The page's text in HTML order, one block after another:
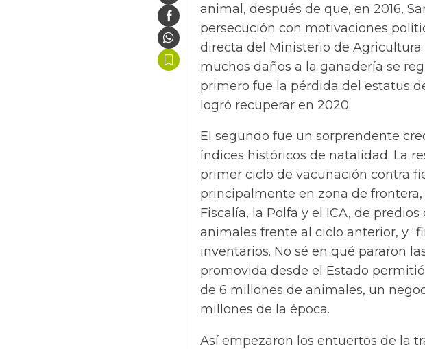
animal, después de que, en 2016,
persecución con motivaciones
directa del Ministerio de
muchos daños a la ganadería se
primero fue la pérdida del estatus
logró recuperar en 2020.
El segundo fue un sorprendente
índices históricos de natalidad. La
primer ciclo de vacunación contra
principalmente en zona de
Fiscalía, la Polfa y el ICA, de
animales frente al ciclo anterior, y
inventarios. No sé en qué pararon
promovida desde el Estado
de 6 millones de animales, un
millones de la época.
Así empezaron los entuertos de la